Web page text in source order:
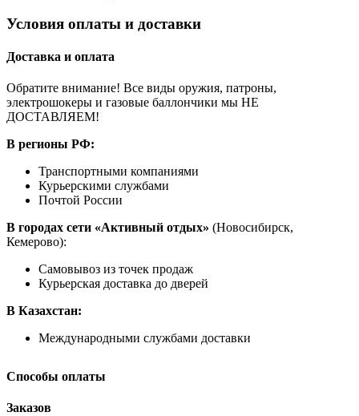
Условия оплаты и доставки
Доставка и оплата
Обратите внимание! Все виды оружия, патроны,
электрошокеры и газовые баллончики мы НЕ
ДОСТАВЛЯЕМ!
В регионы РФ:
Транспортными компаниями
Курьерскими службами
Почтой России
В городах сети «Активный отдых» (Новосибирск,
Кемерово):
Самовывоз из точек продаж
Курьерская доставка до дверей
В Казахстан:
Международными службами доставки
Способы оплаты
Заказов